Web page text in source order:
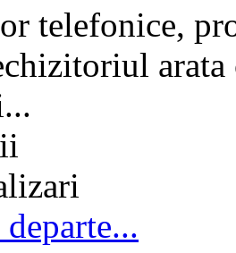
telefonice,